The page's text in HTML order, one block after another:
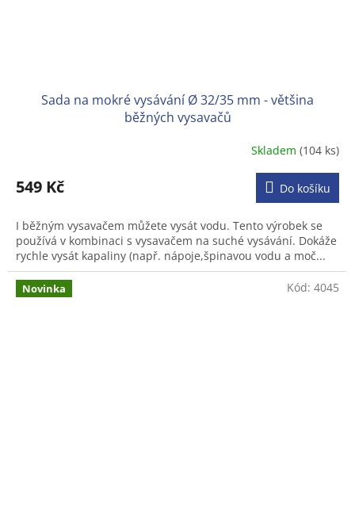
Sada na mokré vysávání Ø 32/35 mm - většina
běžných vysavačů
produktu
je
z
5
hvězdiček.
Skladem(104 ks)
549 Kč Do košíku
I běžným vysavačem můžete vysát vodu. Tento výrobek se
používá v kombinaci s vysavačem na suché vysávání. Dokáže
rychle vysát kapaliny (např. nápoje,špinavou vodu a moč...
Novinka Kód: 4045